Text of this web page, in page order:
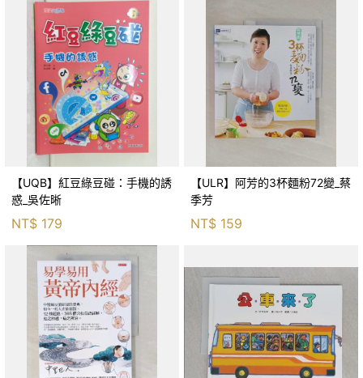
【UQB】紅豆綠豆碰：手機的誘
惑_吳佐晰
NT$ 179
【ULR】阿芳的3杯麵粉72變_蔡
季芳
NT$ 159